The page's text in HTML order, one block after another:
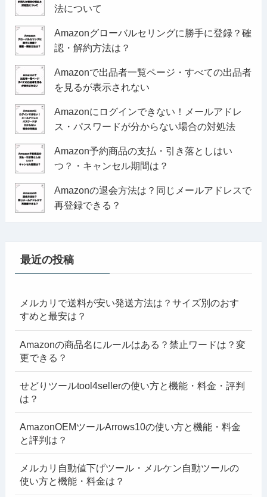
法について
Amazonグローバルセリングに勝手に登録？確
認・解約方法は？
Amazonで出品者一覧ページ・すべての出品者
を見るが表示されない
Amazonにログインできない！メールアドレ
ス・パスワードが分からない場合の対処法
Amazon予約商品の支払・引き落としはい
つ？・キャンセル期間は？
Amazonの退会方法は？同じメールアドレスで
再登録できる？
最近の投稿
メルカリで送料が安い発送方法は？サイズ別のおす
すめと最安は？
Amazonの商品名にルールはある？禁止ワードは？変
更できる？
せどりツールtool4sellerの使い方と機能・料金・評判
は？
AmazonOEMツールArrows10の使い方と機能・料金
と評判は？
メルカリ自動値下げツール・メルケン自動ツールの
使い方と機能・料金は？